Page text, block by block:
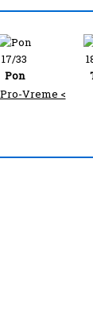
17/33
Pon
Vreme <